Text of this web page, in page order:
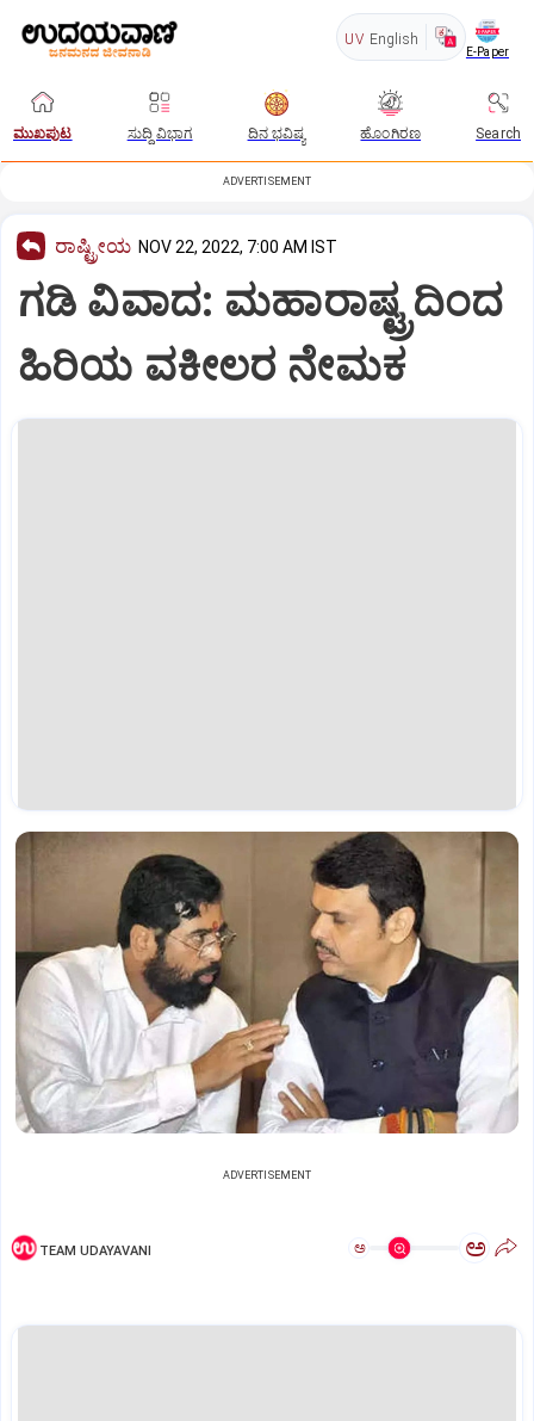
UV English
E-Paper
ಮುಖಪುಟ ಸುದ್ದಿ ವಿಭಾಗ ದಿನ ಭವಿಷ್ಯ ಹೊಂಗಿರಣ Search
ADVERTISEMENT
ರಾಷ್ಟ್ರೀಯ NOV 22, 2022, 7:00 AM IST
ಗಡಿ ವಿವಾದ: ಮಹಾರಾಷ್ಟ್ರದಿಂದ
ಹಿರಿಯ ವಕೀಲರ ನೇಮಕ
ADVERTISEMENT
TEAM UDAYAVANI ಅ ಅ